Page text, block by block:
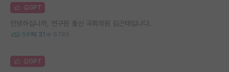
김GPT
안녕하십니까, 연구원 출신 국회의원 김근태입니다.
59 31 6785
김GPT